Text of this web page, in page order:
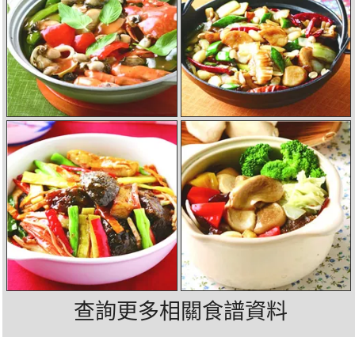
查詢更多相關食譜資料